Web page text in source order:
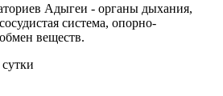
Адыгеи - органы дыхания,
система, опорно-
веществ.
сутки